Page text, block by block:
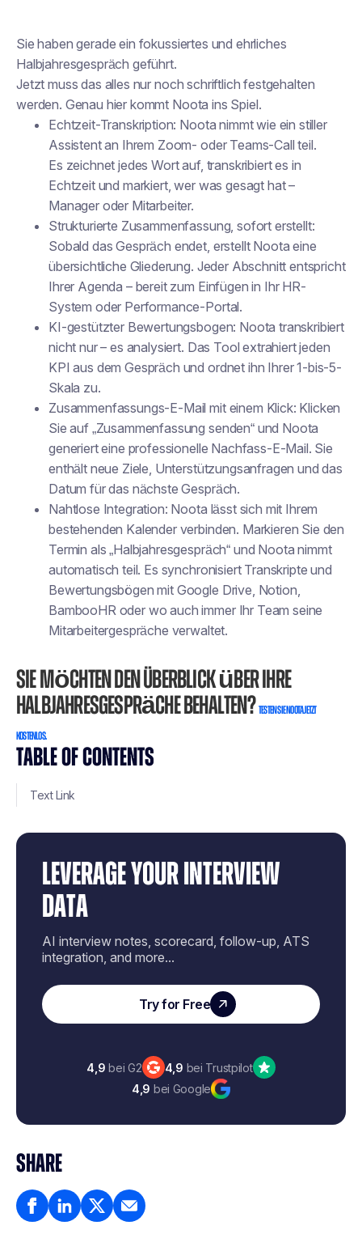
TABLE OF CONTENTS
Text Link
LEVERAGE YOUR INTERVIEW
DATA
AI interview notes, scorecard, follow-up, ATS
integration, and more...
Try for Free
4,9 bei G2 4,9 bei Trustpilot
4,9 bei Google
SHARE
Sie haben gerade ein fokussiertes und ehrliches
Halbjahresgespräch geführt.
Jetzt muss das alles nur noch schriftlich festgehalten
werden. Genau hier kommt Noota ins Spiel.
Echtzeit-Transkription: Noota nimmt wie ein stiller
Assistent an Ihrem Zoom- oder Teams-Call teil.
Es zeichnet jedes Wort auf, transkribiert es in
Echtzeit und markiert, wer was gesagt hat –
Manager oder Mitarbeiter.
Strukturierte Zusammenfassung, sofort erstellt:
Sobald das Gespräch endet, erstellt Noota eine
übersichtliche Gliederung. Jeder Abschnitt entspricht
Ihrer Agenda – bereit zum Einfügen in Ihr HR-
System oder Performance-Portal.
KI-gestützter Bewertungsbogen: Noota transkribiert
nicht nur – es analysiert. Das Tool extrahiert jeden
KPI aus dem Gespräch und ordnet ihn Ihrer 1-bis-5-
Skala zu.
Zusammenfassungs-E-Mail mit einem Klick: Klicken
Sie auf „Zusammenfassung senden“ und Noota
generiert eine professionelle Nachfass-E-Mail. Sie
enthält neue Ziele, Unterstützungsanfragen und das
Datum für das nächste Gespräch.
Nahtlose Integration: Noota lässt sich mit Ihrem
bestehenden Kalender verbinden. Markieren Sie den
Termin als „Halbjahresgespräch“ und Noota nimmt
automatisch teil. Es synchronisiert Transkripte und
Bewertungsbögen mit Google Drive, Notion,
BambooHR oder wo auch immer Ihr Team seine
Mitarbeitergespräche verwaltet.
Sie möchten den Überblick über Ihre
Halbjahresgespräche behalten? Testen Sie Noota jetzt
kostenlos.